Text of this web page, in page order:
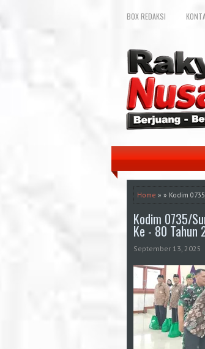
BOX REDAKSI
Home » » Kodim
Kodim 0735/
Ke - 80 Tahun
September 13, 2025